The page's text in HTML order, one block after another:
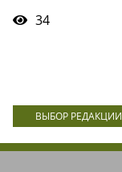
34
ВЫБОР РЕДАКЦИИ